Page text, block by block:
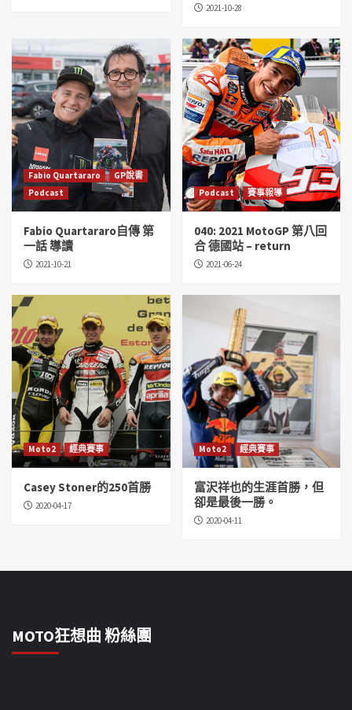
2021-10-28
Fabio Quartararo
GP說書
Podcast
Fabio Quartararo自傳 第
一話 導讀
2021-10-21
Podcast 賽事報導
040: 2021 MotoGP 第八回
合 德國站 – return
2021-06-24
Moto2 經典賽事
Casey Stoner的250首勝
2020-04-17
Moto2 經典賽事
富沢祥也的生涯首勝，但
卻是最後一勝。
2020-04-11
MOTO狂想曲 粉絲團